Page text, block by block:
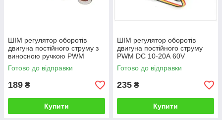
ШІМ регулятор оборотів
двигуна постійного струму з
виносною ручкою PWM
DC12-40В 10А
Готово до відправки
189 ₴
Купити
ШІМ регулятор оборотів
двигуна постійного струму
PWM DC 10-20А 60V
Готово до відправки
235 ₴
Купити